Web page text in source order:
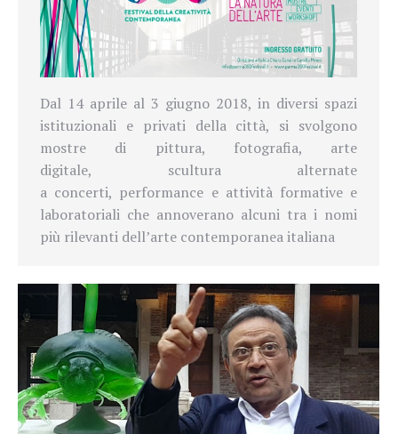
Dal 14 aprile al 3 giugno 2018, in diversi spazi
istituzionali e privati della città, si svolgono
mostre di pittura, fotografia, arte
digitale, scultura alternate
a concerti, performance e attività formative e
laboratoriali che annoverano alcuni tra i nomi
più rilevanti dell’arte contemporanea italiana